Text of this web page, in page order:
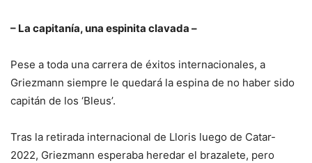
– La capitanía, una espinita clavada –
Pese a toda una carrera de éxitos internacionales, a
Griezmann siempre le quedará la espina de no haber sido
capitán de los ‘Bleus’.
Tras la retirada internacional de Lloris luego de Catar-
2022, Griezmann esperaba heredar el brazalete, pero